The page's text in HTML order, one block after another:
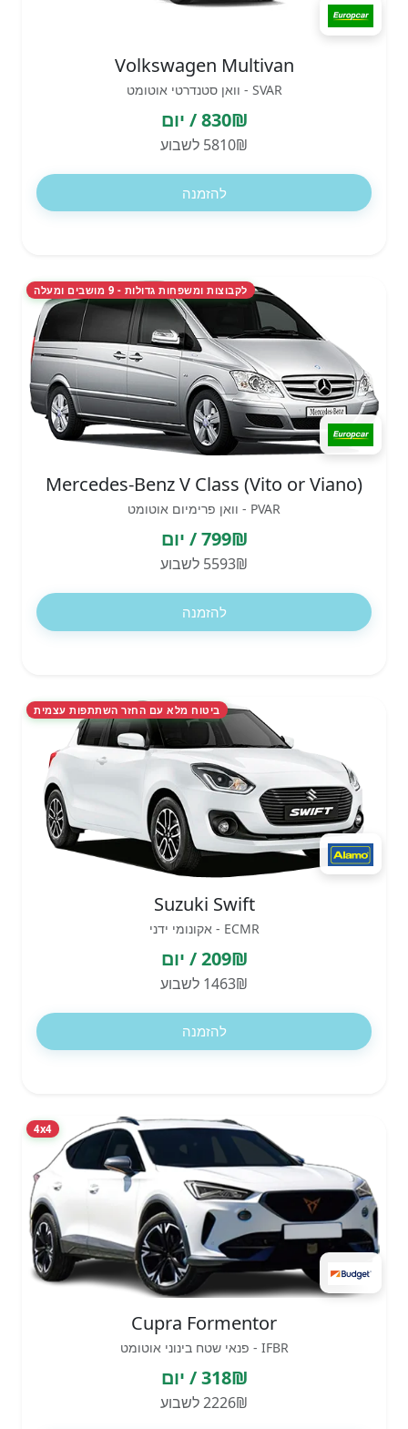
Volkswagen Multivan
SVAR - וואן סטנדרטי אוטומט
830₪ / יום
5810₪ לשבוע
להזמנה
לקבוצות ומשפחות גדולות - 9 מושבים ומעלה
Mercedes-Benz V Class (Vito or Viano)
PVAR - וואן פרימיום אוטומט
799₪ / יום
5593₪ לשבוע
להזמנה
ביטוח מלא עם החזר השתתפות עצמית
Suzuki Swift
ECMR - אקונומי ידני
209₪ / יום
1463₪ לשבוע
להזמנה
4x4
Cupra Formentor
IFBR - פנאי שטח בינוני אוטומט
318₪ / יום
2226₪ לשבוע